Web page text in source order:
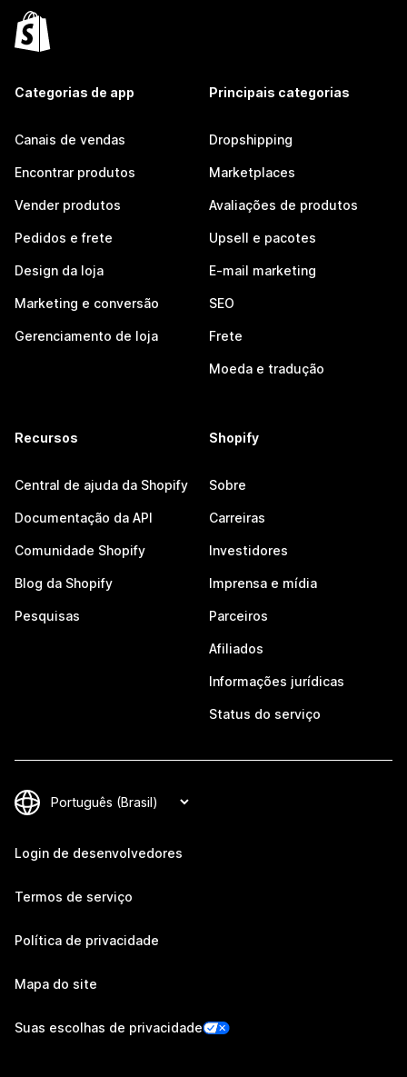
Categorias de app
Canais de vendas
Encontrar produtos
Vender produtos
Pedidos e frete
Design da loja
Marketing e conversão
Gerenciamento de loja
Principais categorias
Dropshipping
Marketplaces
Avaliações de produtos
Upsell e pacotes
E-mail marketing
SEO
Frete
Moeda e tradução
Recursos
Central de ajuda da Shopify
Documentação da API
Comunidade Shopify
Blog da Shopify
Pesquisas
Shopify
Sobre
Carreiras
Investidores
Imprensa e mídia
Parceiros
Afiliados
Informações jurídicas
Status do serviço
Login de desenvolvedores
Termos de serviço
Política de privacidade
Mapa do site
Suas escolhas de privacidade